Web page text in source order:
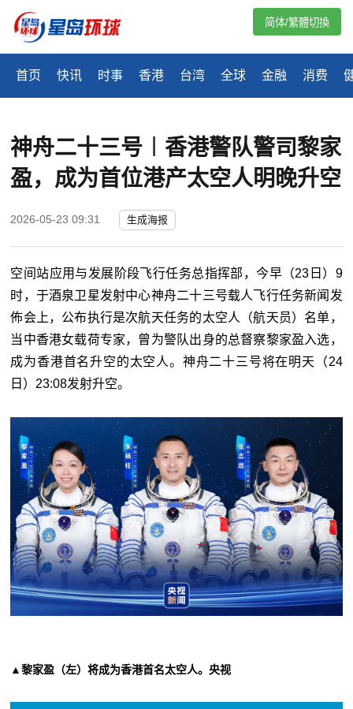
首页 快讯 时事 香港 台湾 全球 金融 消费
简体/繁體切換
神舟二十三号︱香港警队警司黎家
盈，成为首位港产太空人明晚升空
2026-05-23 09:31 生成海报
空间站应用与发展阶段飞行任务总指挥部，今早（23日）9
时，于酒泉卫星发射中心神舟二十三号载人飞行任务新闻发
佈会上，公布执行是次航天任务的太空人（航天员）名单，
当中香港女载荷专家，曾为警队出身的总督察黎家盈入选，
成为香港首名升空的太空人。神舟二十三号将在明天（24
日）23:08发射升空。
▲黎家盈（左）将成为香港首名太空人。央视